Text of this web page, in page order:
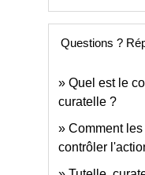
Questions ?
Quel est le
curatelle ?
Comment
contrôler